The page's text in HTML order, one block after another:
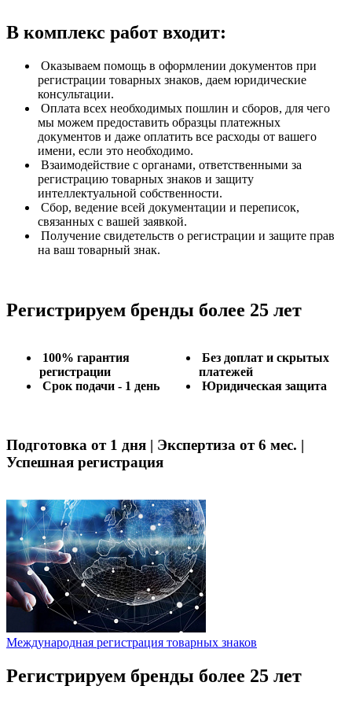
В комплекс работ входит:
Оказываем помощь в оформлении документов при
регистрации товарных знаков, даем юридические
консультации.
Оплата всех необходимых пошлин и сборов, для чего
мы можем предоставить образцы платежных
документов и даже оплатить все расходы от вашего
имени, если это необходимо.
Взаимодействие с органами, ответственными за
регистрацию товарных знаков и защиту
интеллектуальной собственности.
Сбор, ведение всей документации и переписок,
связанных с вашей заявкой.
Получение свидетельств о регистрации и защите прав
на ваш товарный знак.
Регистрируем бренды более 25 лет
100% гарантия
регистрации
Срок подачи - 1 день
Без доплат и скрытых
платежей
Юридическая защита
Подготовка от 1 дня | Экспертиза от 6 мес. |
Успешная регистрация
Международная регистрация товарных знаков
Регистрируем бренды более 25 лет